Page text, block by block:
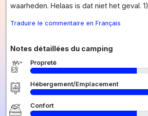
waarheden. Helaas is dat niet het geval. 1)
Traduire le commentaire en Français
Notes détaillées du camping
Propreté
Hébergement/Emplacement
Confort